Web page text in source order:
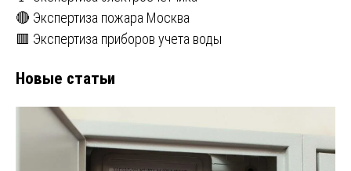
🔴 Экспертиза пожара Москва
🟥 Экспертиза приборов учета воды
Новые статьи